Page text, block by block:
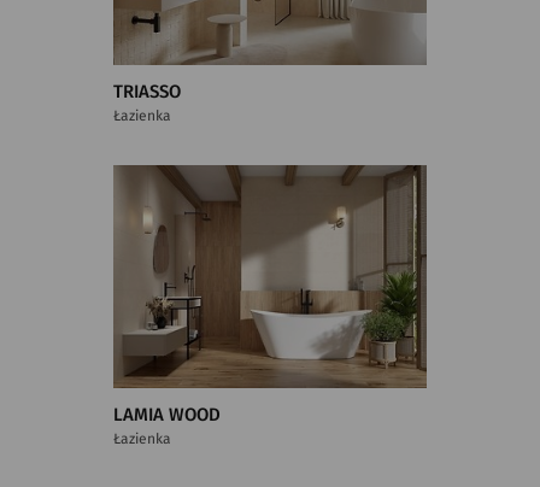
TRIASSO
Łazienka
LAMIA WOOD
Łazienka